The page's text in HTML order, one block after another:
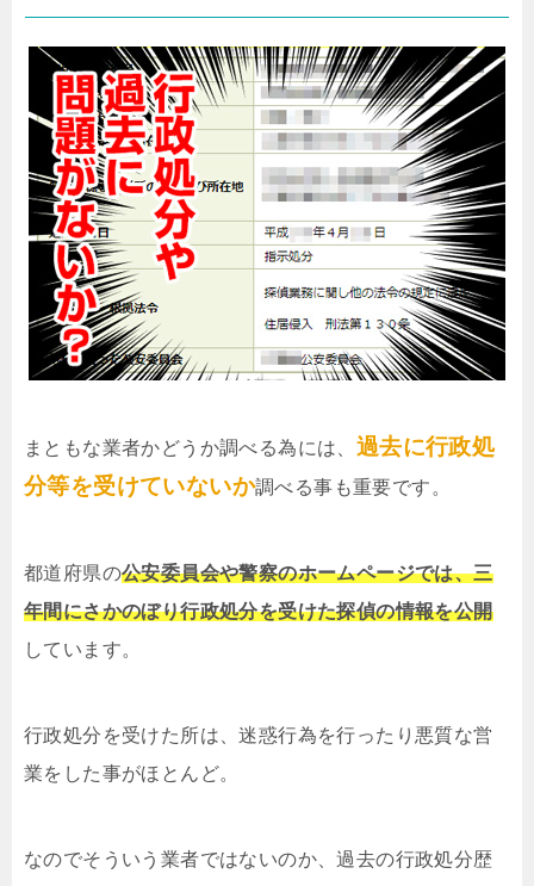
まともな業者かどうか調べる為には、 過去に行政処
分等を受けていないか調べる事も重要です。
都道府県の公安委員会や警察のホームページでは、三
年間にさかのぼり行政処分を受けた探偵の情報を公開
しています。
行政処分を受けた所は、迷惑行為を行ったり悪質な営
業をした事がほとんど。
なのでそういう業者ではないのか、過去の行政処分歴